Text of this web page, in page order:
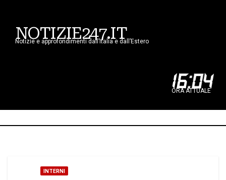
NOTIZIE247.IT
Notizie e approfondimenti dall’Italia e dall’Estero
16:04
ORA ATTUALE
INTERNI